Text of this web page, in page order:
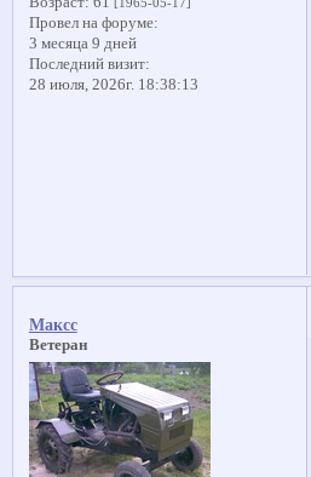
Провел на форуме:
3 месяца 9 дней
Последний визит:
28 июля, 2026г. 18:38:13
Максс
Ветеран